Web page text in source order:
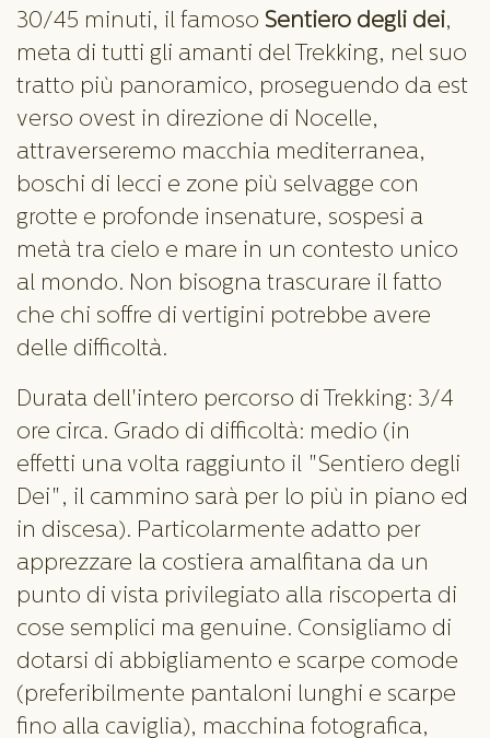
30/45 minuti, il famoso Sentiero degli dei,
meta di tutti gli amanti del Trekking, nel suo
tratto più panoramico, proseguendo da est
verso ovest in direzione di Nocelle,
attraverseremo macchia mediterranea,
boschi di lecci e zone più selvagge con
grotte e profonde insenature, sospesi a
metà tra cielo e mare in un contesto unico
al mondo. Non bisogna trascurare il fatto
che chi soffre di vertigini potrebbe avere
delle difficoltà.
Durata dell'intero percorso di Trekking: 3/4
ore circa. Grado di difficoltà: medio (in
effetti una volta raggiunto il "Sentiero degli
Dei", il cammino sarà per lo più in piano ed
in discesa). Particolarmente adatto per
apprezzare la costiera amalfitana da un
punto di vista privilegiato alla riscoperta di
cose semplici ma genuine. Consigliamo di
dotarsi di abbigliamento e scarpe comode
(preferibilmente pantaloni lunghi e scarpe
fino alla caviglia), macchina fotografica,